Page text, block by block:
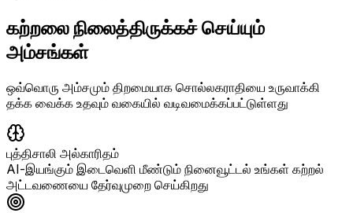
கற்றலை நிலைத்திருக்கச் செய்யும்
அம்சங்கள்
ஒவ்வொரு அம்சமும் திறமையாக சொல்லகராதியை உருவாக்கி
தக்க வைக்க உதவும் வகையில் வடிவமைக்கப்பட்டுள்ளது
புத்திசாலி அல்காரிதம்
AI-இயங்கும் இடைவெளி மீண்டும் நினைவூட்டல் உங்கள் கற்றல்
அட்டவணையை தேர்வுமுறை செய்கிறது